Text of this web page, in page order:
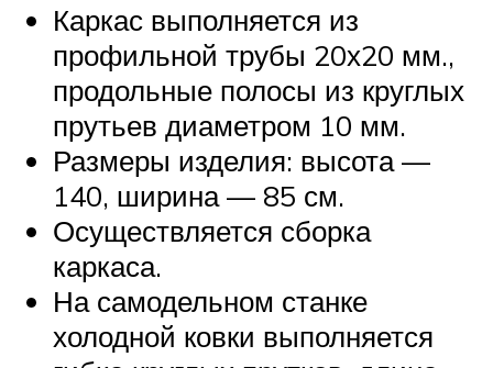
Каркас выполняется из
профильной трубы 20х20 мм.,
продольные полосы из круглых
прутьев диаметром 10 мм.
Размеры изделия: высота —
140, ширина — 85 см.
Осуществляется сборка
каркаса.
На самодельном станке
холодной ковки выполняется